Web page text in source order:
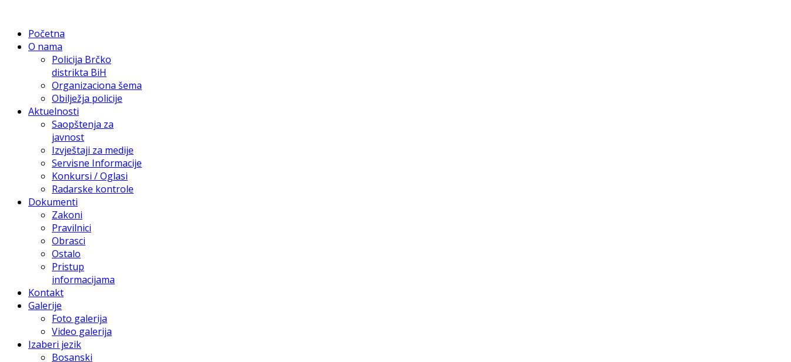
Početna
O nama
Policija Brčko
distrikta BiH
Organizaciona šema
Obilježja policije
Aktuelnosti
Saopštenja za
javnost
Izvještaji za medije
Servisne Informacije
Konkursi / Oglasi
Radarske kontrole
Dokumenti
Zakoni
Pravilnici
Obrasci
Ostalo
Pristup
informacijama
Kontakt
Galerije
Foto galerija
Video galerija
Izaberi jezik
Bosanski